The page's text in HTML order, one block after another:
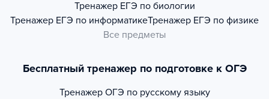
Тренажер ЕГЭ по биологии
Тренажер ЕГЭ по информатикеТренажер ЕГЭ по физике
Все предметы
Бесплатный тренажер по подготовке к ОГЭ
Тренажер ОГЭ по русскому языку